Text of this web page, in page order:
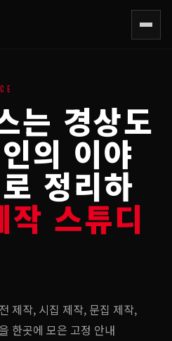
는 경상도
의 이야
정리하
작 스튜디
제작, 시집 제작, 문집 제작,
한곳에 모은 고정 안내